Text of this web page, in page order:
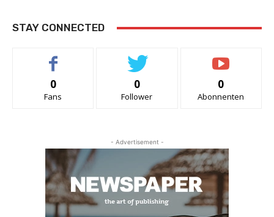
STAY CONNECTED
0
Fans
0
Follower
0
Abonnenten
- Advertisement -